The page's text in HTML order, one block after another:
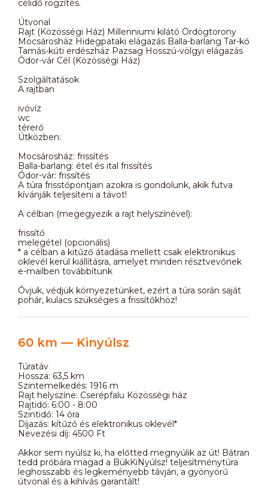
célidő rögzítés.
Útvonal
Rajt (Közösségi Ház) Millenniumi kilátó Ördögtorony
Mocsárosház Hidegpataki elágazás Balla-barlang Tar-kő
Tamás-kúti erdészház Pazsag Hosszú-völgyi elágazás
Ódor-vár Cél (Közösségi Ház)
Szolgáltatások
A rajtban
ivóvíz
wc
térerő
Útközben:
Mocsárosház: frissítés
Balla-barlang: étel és ital frissítés
Ódor-vár: frissítés
A túra frisstőpontjain azokra is gondolunk, akik futva
kívánják teljesíteni a távot!
A célban (megegyezik a rajt helyszínével):
frissítő
melegétel (opcionális)
* a célban a kitűző átadása mellett csak elektronikus
oklevél kerül kiállításra, amelyet minden résztvevőnek
e-mailben továbbítunk
Óvjuk, védjük környezetünket, ezért a túra során saját
pohár, kulacs szükséges a frissítőkhöz!
60 km — Kinyúlsz
Túratáv
Hossza: 63,5 km
Szintemelkedés: 1916 m
Rajt helyszíne: Cserépfalu Közösségi ház
Rajtidő: 6:00 - 8:00
Szintidő: 14 óra
Díjazás: kítűző és elektronikus oklevél*
Nevezési díj: 4500 Ft
Akkor sem nyúlsz ki, ha előtted megnyúlik az út! Bátran
tedd próbára magad a BükKiNyúlsz! teljesítménytúra
leghosszabb és legkeményebb távján, a gyönyörű
útvonal és a kihívás garantált!